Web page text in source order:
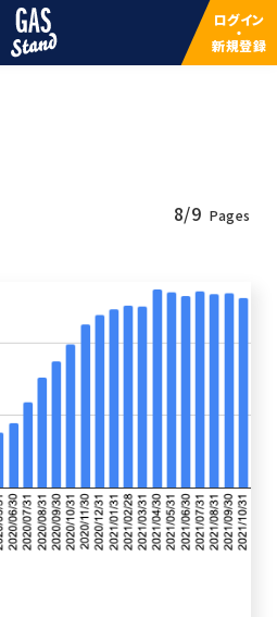
ログイン
・
新規登録
を入力してください
8/9